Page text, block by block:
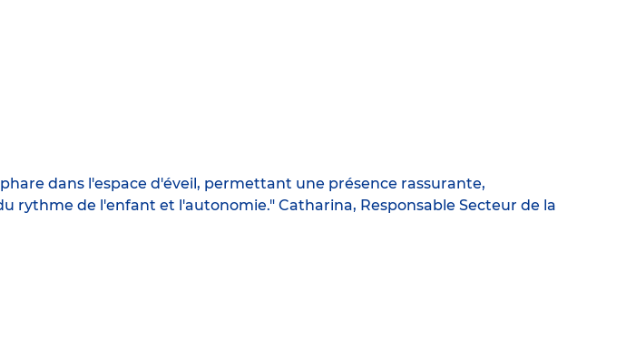
dans l'espace d'éveil, permettant une présence rassurante,
rythme de l'enfant et l'autonomie." Catharina, Responsable Secteur de la